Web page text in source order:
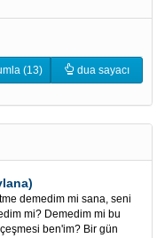
(13) dua sayacı
demedim mi sana, seni
mi? Demedim mi bu
ben'im? Bir gün